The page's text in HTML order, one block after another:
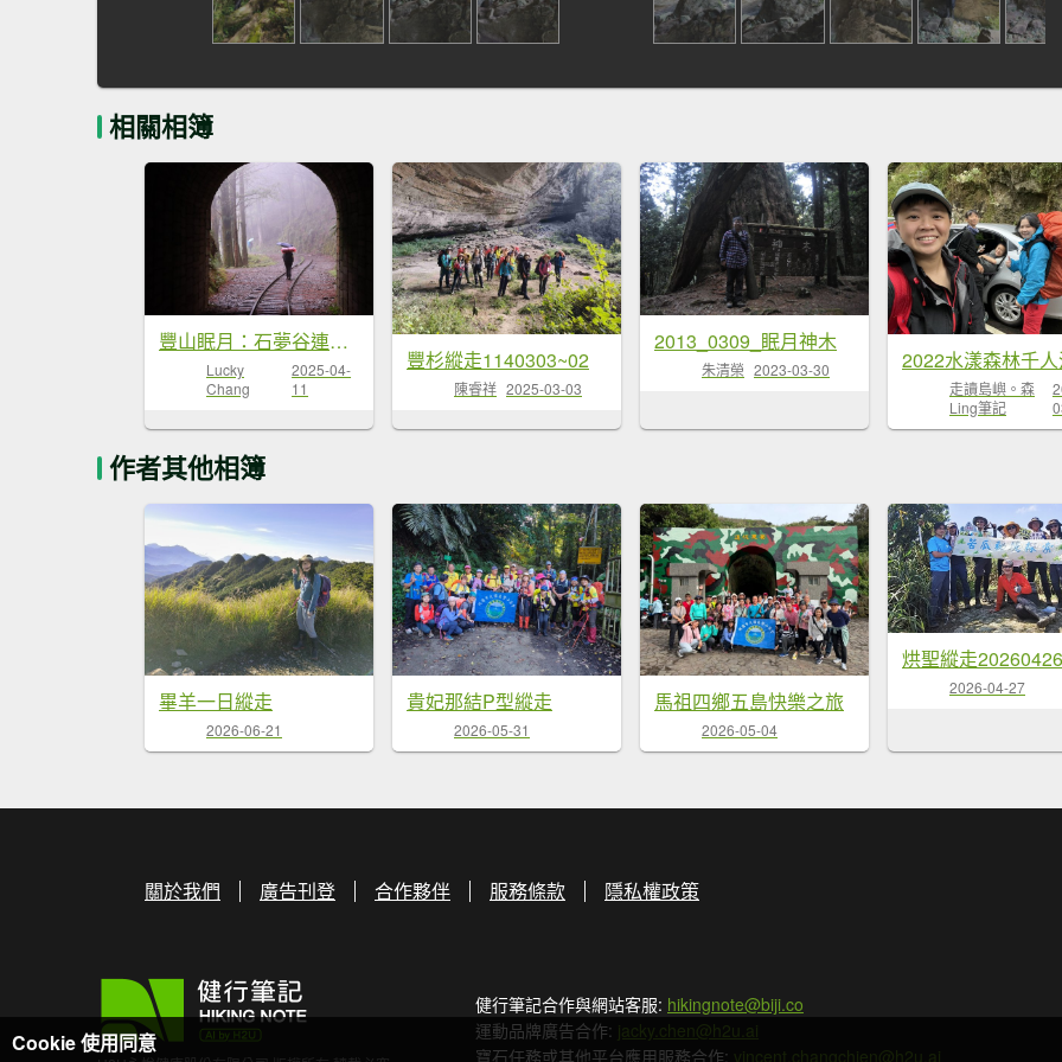
相關相簿
豐山眠月：石夢谷連走水漾千人洞
Lucky
Chang
2025-04-
11
豐杉縱走1140303~02
陳睿祥 2025-03-03
2013_0309_眠月神木
朱清榮 2023-03-30 2022水漾森林千
走讀島嶼。森
Ling筆記
作者其他相簿
畢羊一日縱走
2026-06-21
貴妃那結P型縱走
2026-05-31
馬祖四鄉五島快樂之旅
2026-05-04
烘聖縱走20260426
2026-04-27
關於我們 廣告刊登 合作夥伴 服務條款 隱私權政策
健行筆記合作與網站客服: hikingnote@biji.co
運動品牌廣告合作: jacky.chen@h2u.ai
寶石任務或其他平台應用服務合作: vincent.changchien@h2u.ai
Cookie 使用同意